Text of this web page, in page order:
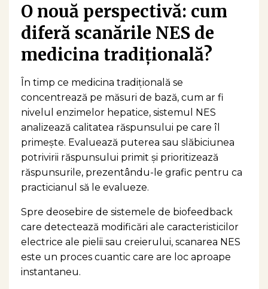
O nouă perspectivă: cum
diferă scanările NES de
medicina tradițională?
În timp ce medicina tradițională se
concentrează pe măsuri de bază, cum ar fi
nivelul enzimelor hepatice, sistemul NES
analizează calitatea răspunsului pe care îl
primește. Evaluează puterea sau slăbiciunea
potrivirii răspunsului primit și prioritizează
răspunsurile, prezentându-le grafic pentru ca
practicianul să le evalueze.
Spre deosebire de sistemele de biofeedback
care detectează modificări ale caracteristicilor
electrice ale pielii sau creierului, scanarea NES
este un proces cuantic care are loc aproape
instantaneu.